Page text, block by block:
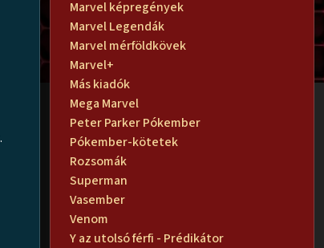
Marvel képregények
Marvel Legendák
Marvel mérföldkövek
Marvel+
Más kiadók
Mega Marvel
Peter Parker Pókember
Pókember-kötetek
Rozsomák
Superman
Vasember
Venom
Y az utolsó férfi - Prédikátor